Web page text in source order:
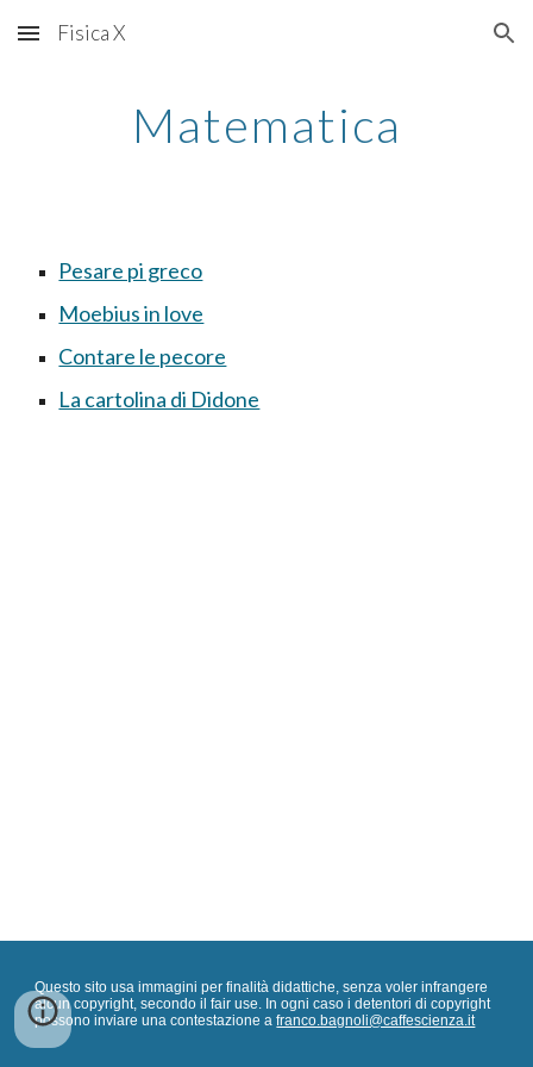
Skip to main content Skip to navigation
Fisica X
Matematica
Pesare pi greco
Moebius in love
Contare le pecore
La cartolina di Didone
Questo sito usa immagini per finalità didattiche, senza voler infrangere
alcun copyright, secondo il fair use. In ogni caso i detentori di copyright
possono inviare una contestazione afranco.bagnoli@caffescienza.it